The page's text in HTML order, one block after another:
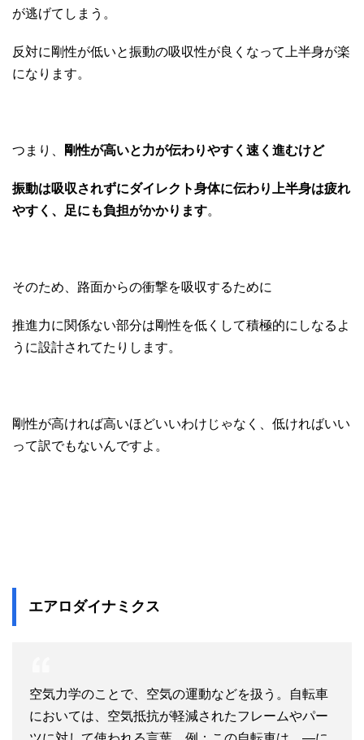
が逃げてしまう。
反対に剛性が低いと振動の吸収性が良くなって上半身が楽
になります。
つまり、 剛性が高いと力が伝わりやすく速く進むけど
振動は吸収されずにダイレクト身体に伝わり上半身は疲れ
やすく、足にも負担がかかります。
そのため、路面からの衝撃を吸収するために
推進力に関係ない部分は剛性を低くして積極的にしなるよ
うに設計されてたりします。
剛性が高ければ高いほどいいわけじゃなく、低ければいい
って訳でもないんですよ。
エアロダイナミクス
空気力学のことで、空気の運動などを扱う。自転車
においては、空気抵抗が軽減されたフレームやパー